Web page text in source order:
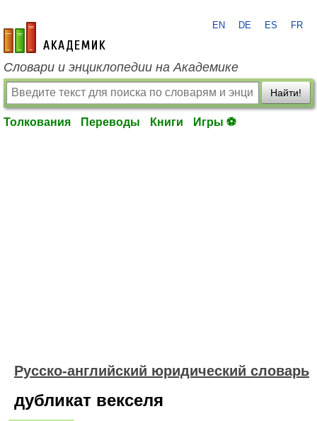
academic.ru
EN DE ES FR
Словари и энциклопедии на Академике
Найти!
Толкования Переводы Книги Игры ⚽
Русско-английский юридический словарь
дубликат векселя